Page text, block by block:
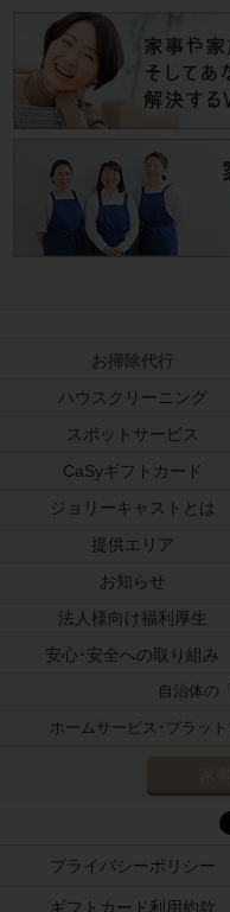
お掃除代行
ハウスクリーニング
スポットサービス
CaSyギフトカード
ジョリーキャストとは
提供エリア
お知らせ
法人様向け福利厚生
安心･安全への取り組み
自治体の
ホームサービス･プラッ
プライバシーポリシー
ギフトカード利用約款